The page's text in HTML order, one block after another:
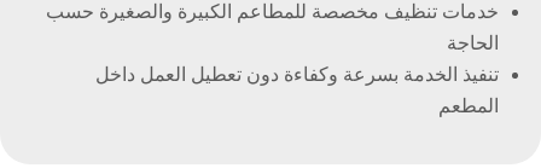
خدمات تنظيف مخصصة للمطاعم الكبيرة والصغيرة حسب
الحاجة
تنفيذ الخدمة بسرعة وكفاءة دون تعطيل العمل داخل
المطعم